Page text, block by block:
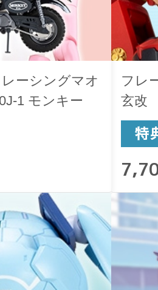
ーシングマオ
1 モンキー
フレ
玄改